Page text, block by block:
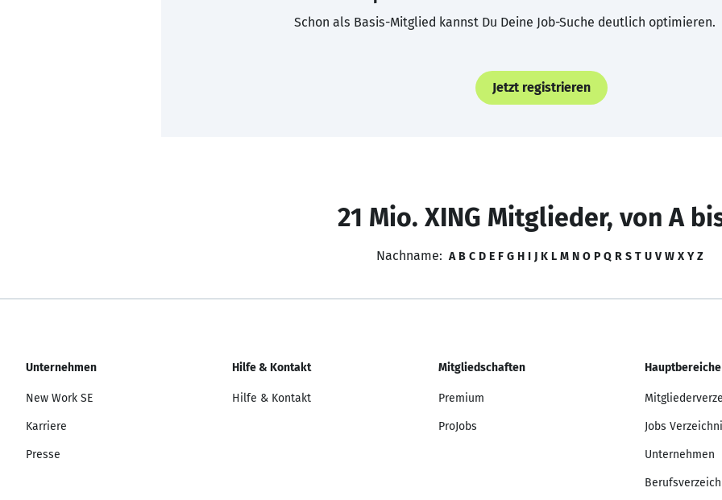
Schon als Basis-Mitglied kannst Du Deine Job-Suche deutlich optimieren.
Jetzt registrieren
21 Mio. XING Mitglieder, von A
Nachname: A B C D E F G H I J K L M N O P Q R S T U V W X Y Z
Unternehmen
New Work SE
Karriere
Presse
Hilfe & Kontakt
Hilfe & Kontakt
Mitgliedschaften
Premium
ProJobs
Hauptbereiche
Jobs
Unternehmen